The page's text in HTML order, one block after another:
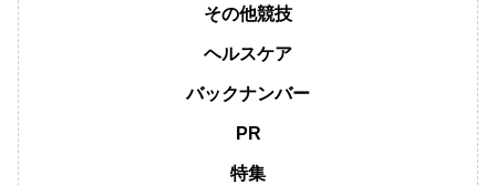
その他競技
ヘルスケア
バックナンバー
PR
特集